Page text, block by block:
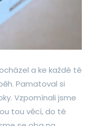
a ke každé té
Pamatoval si
Vzpomínali jsme
tou věcí, do té